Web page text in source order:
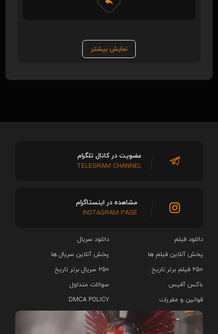
نمایش بیشتر
دانلود فیلم
دانلود سریال‌
پخش آنلاین فیلم ها
پخش آنلاین سریال ها
۲۵۰ فیلم برتر تاریخ
۲۵۰ سریال برتر تاریخ
باکس آفیس
سوالات متداول
قوانین و مقررات
DMCA POLICY
عضویت در کانال تلگرام
TELEGRAM CHANNEL
مشاهده در اینستاگرام
INSTAGRAM PAGE